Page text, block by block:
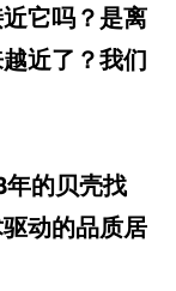
它吗？是离
近了？我们
年的贝壳找
动的品质居